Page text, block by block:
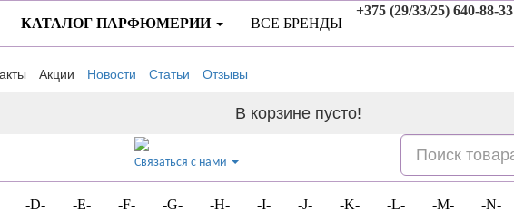
+375 (29/33/25) 640-88-33
КАТАЛОГ ПАРФЮМЕРИИ
ВСЕ БРЕНДЫ
Акции Новости Статьи Отзывы
В корзине пусто!
Связаться с нами
-D- -E- -F- -G- -H- -I- -J- -K- -L- -M- -N-